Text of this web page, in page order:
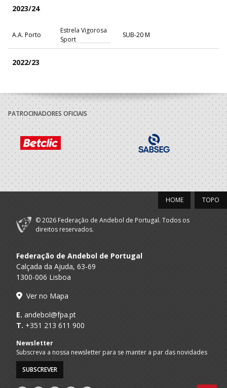
2023/24
A.A. Porto
Estrela Vigorosa
Sport
SUB-20 M
2022/23
Sport
2021/22
A.A. Porto
Estrela Vigorosa
Sport
SUB-18 M / SUB-20 M
2020/21
Estrela Vigorosa
SUB-17 M / SUB-19 M
2019/20
Sport
2018/19
Estrela Vigorosa
2017/18
Estrela Vigorosa
Sport
Infantis M / Iniciados M
2016/17
PATROCINADORES OFICIAIS
TOPO
HOME
© 2026 Federação de Andebol de Portugal. Todos os
direitos reservados.
Federação de Andebol de Portugal
Calçada da Ajuda, 63-69
1300-006 Lisboa
Ver no Mapa
E. andebol@fpa.pt
T. +351 213 611 900
Newsletter
Subscreva a nossa newsletter para se manter a par das novidades
SUBSCREVER